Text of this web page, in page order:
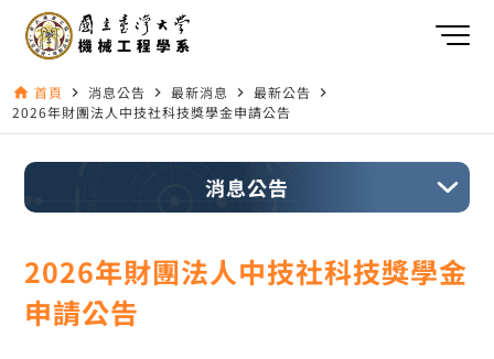
home 首頁 navigate_next 消息公告 navigate_next 最新消息 navigate_next 最新公告 navigate_next
2026年財團法人中技社科技獎學金申請公告
消息公告
2026年財團法人中技社科技獎學金
申請公告